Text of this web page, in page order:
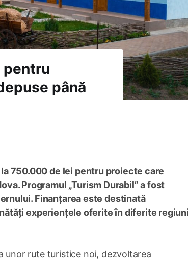
pentru
până
750.000 de lei pentru proiecte care
Programul „Turism Durabil” a fost
Finanțarea este destinată
experiențele oferite în diferite regiuni
unor rute turistice noi, dezvoltarea